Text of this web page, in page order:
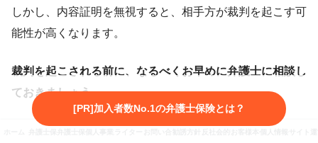
しかし、内容証明を無視すると、相手方が裁判を起こす可
能性が高くなります。
裁判を起こされる前に、なるべくお早めに弁護士に相談し
ておきましょう。
[PR]加入者数No.1の弁護士保険とは？